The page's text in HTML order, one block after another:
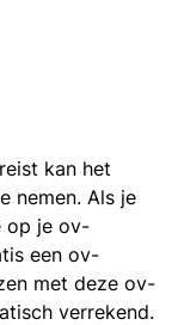
kan het
nemen. Als je
op je ov-
een ov-
met deze ov-
verrekend.